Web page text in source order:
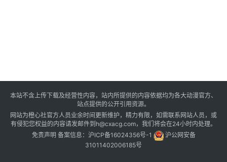
本站不含上传下载及经营性内容，站内所提供的内容依据均为各大动漫官方、
站点提供的公开引用资源。
网站为橙心社官方人员业余时间更新维护，精力有限，如需联系网站人员，或
有侵犯您权益的内容请发邮件到h@cxacg.com，我们将会在24小时内处理。
免责声明 备案信息： 沪ICP备16024356号-1
沪公网安备
31011402006185号